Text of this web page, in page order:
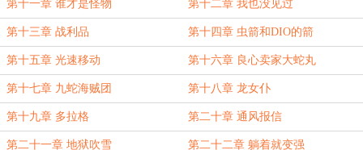
第十一章 谁才是怪物 第十二章 我也没见过
第十三章 战利品 第十四章 虫箭和DIO的箭
第十五章 光速移动 第十六章 良心卖家大蛇丸
第十七章 九蛇海贼团 第十八章 龙女仆
第十九章 多拉格 第二十章 通风报信
第二十一章 地狱吹雪 第二十二章 躺着就变强